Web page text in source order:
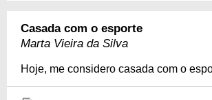
Casada com o esporte
Marta Vieira da Silva
Hoje, me considero casada com o